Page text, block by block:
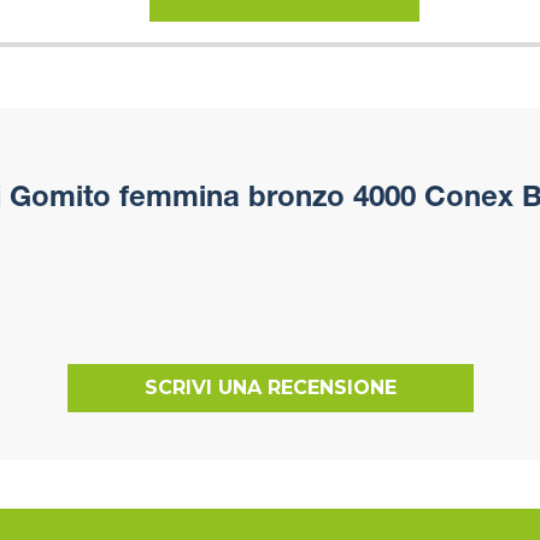
Gomito femmina bronzo 4000 Conex
SCRIVI UNA RECENSIONE